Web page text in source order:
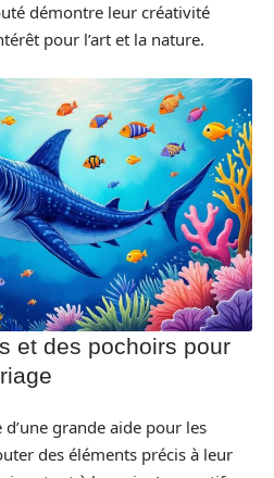
démontre leur créativité
pour l’art et la nature.
et des pochoirs pour
grande aide pour les
des éléments précis à leur